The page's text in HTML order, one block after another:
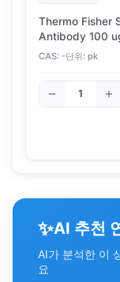
Thermo Fisher
Antibody 100
CAS: -단위: pk
✨AI 추천
AI가 분석한 이
요